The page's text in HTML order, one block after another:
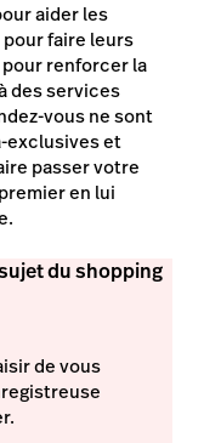
aider les
pour faire leurs
pour renforcer la
des services
vous ne sont
exclusives et
passer votre
en lui
du shopping
de vous